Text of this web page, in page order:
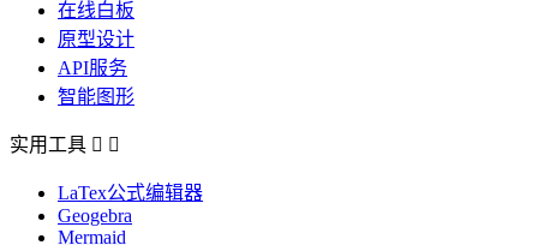
在线白板
原型设计
API服务
智能图形
实用工具  
LaTex公式编辑器
Geogebra
Mermaid